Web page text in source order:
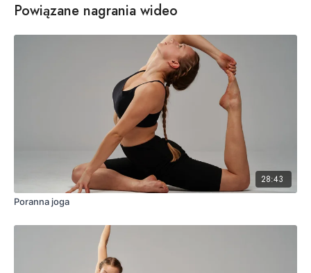
Powiązane nagrania wideo
28:43
Poranna joga